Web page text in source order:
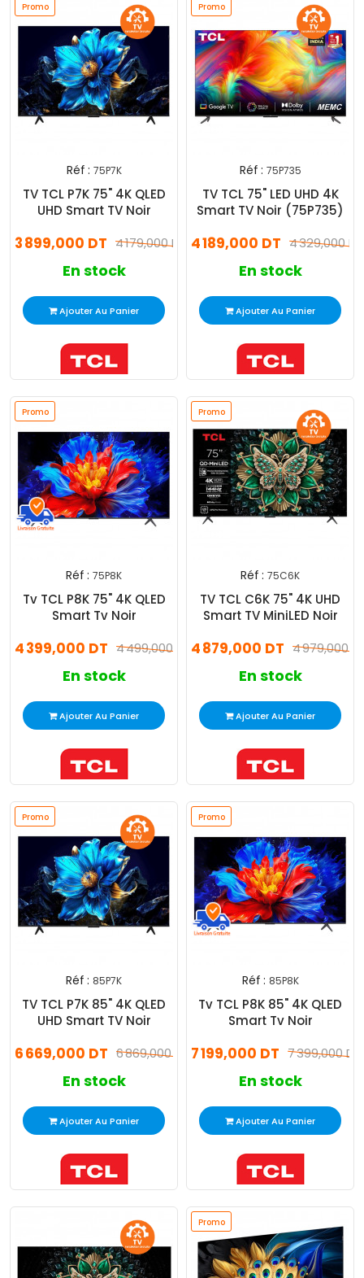
Promo
Réf : 75P7K
TV TCL P7K 75" 4K QLED
UHD Smart TV Noir
4 179,000 DT
3 899,000 DT
En stock
Ajouter Au Panier
Promo
Réf : 75P735
TV TCL 75" LED UHD 4K
Smart TV Noir (75P735)
4 329,000 DT
4 189,000 DT
En stock
Ajouter Au Panier
Promo
Réf : 75P8K
Tv TCL P8K 75" 4K QLED
Smart Tv Noir
4 499,000 DT
4 399,000 DT
En stock
Ajouter Au Panier
Promo
Réf : 75C6K
TV TCL C6K 75" 4K UHD
Smart TV MiniLED Noir
4 979,000
4 879,000 DT
En stock
Ajouter Au Panier
Promo
Réf : 85P7K
TV TCL P7K 85" 4K QLED
UHD Smart TV Noir
6 869,000 DT
6 669,000 DT
En stock
Ajouter Au Panier
Promo
Réf : 85P8K
Tv TCL P8K 85" 4K QLED
Smart Tv Noir
7 399,000 DT
7 199,000 DT
En stock
Ajouter Au Panier
Promo